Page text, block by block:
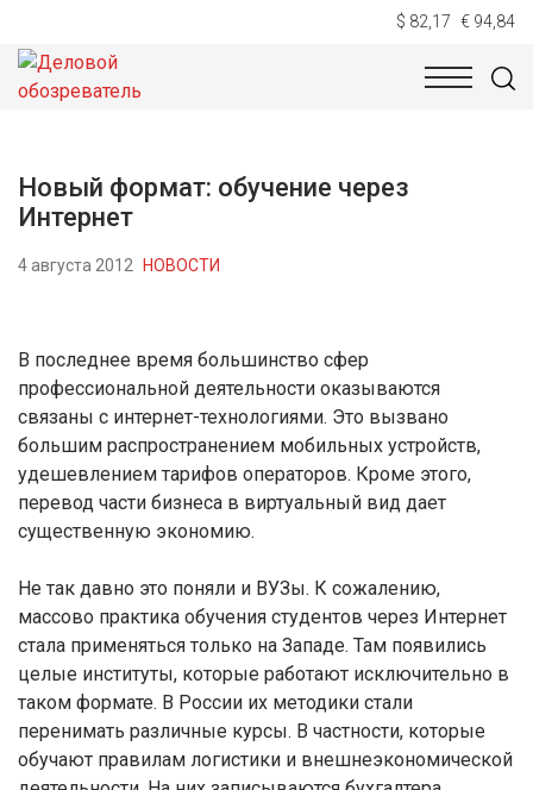
$ 82,17 € 94,84
НОВОСТИ
Новый формат: обучение через
Интернет
4 августа 2012 НОВОСТИ
В последнее время большинство сфер
профессиональной деятельности оказываются
связаны с интернет-технологиями. Это вызвано
большим распространением мобильных устройств,
удешевлением тарифов операторов. Кроме этого,
перевод части бизнеса в виртуальный вид дает
существенную экономию.
Не так давно это поняли и ВУЗы. К сожалению,
массово практика обучения студентов через Интернет
стала применяться только на Западе. Там появились
целые институты, которые работают исключительно в
таком формате. В России их методики стали
перенимать различные курсы. В частности, которые
обучают правилам логистики и внешнеэкономической